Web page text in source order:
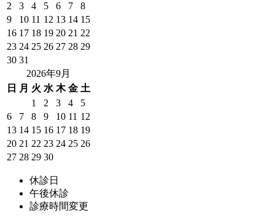
2
3 4 5 6 7
8
9
10 11 12 13 14 15
16 17 18 19 20 21 22
23 24 25 26 27 28 29
30 31
2026年9月
日
月 火 水 木 金 土
1
2 3 4
5
6
7 8 9 10 11 12
13 14 15 16 17 18 19
20 21 22 23 24 25 26
27 28 29 30
休診日
午後休診
診療時間変更